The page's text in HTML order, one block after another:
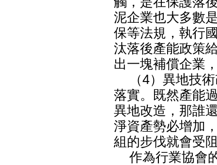
泥企業也大多數
保等法規，執行
汰落後產能政策
出一塊補償企業
（4）異地技術
落實。既然產能
異地改造，那誰
淨資產勢必增加
組的步伐就會受
作為行業協會